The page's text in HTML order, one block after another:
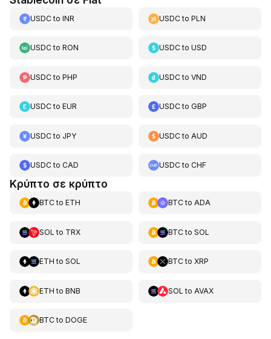
USDCto INR USDCtoPLN
USDCto RON USDCtoUSD
USDCto PHP USDCtoVND
USDCto EUR USDCtoGBP
USDCto JPY USDCto AUD
USDCto CAD USDCtoCHF
Κρύπτο σε κρύπτο
BTCto ETH BTCto ADA
SOL to TRX BTCto SOL
ETH to SOL BTCto XRP
ETH to BNB SOL to AVAX
BTCto DOGE